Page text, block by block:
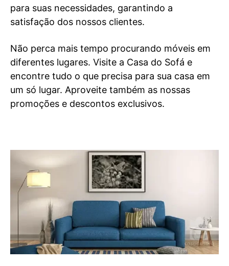
para suas necessidades, garantindo a
satisfação dos nossos clientes.
Não perca mais tempo procurando móveis em
diferentes lugares. Visite a Casa do Sofá e
encontre tudo o que precisa para sua casa em
um só lugar. Aproveite também as nossas
promoções e descontos exclusivos.